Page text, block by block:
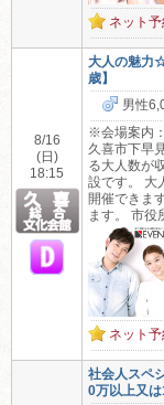
ネット
8/16
(日)
18:15
大人の魅力
歳】
男性
※会場案内
久喜市下早
る大人数が
設です。 大
開催できま
ます。 市役
ネット
社会人スペ
0万以上又は